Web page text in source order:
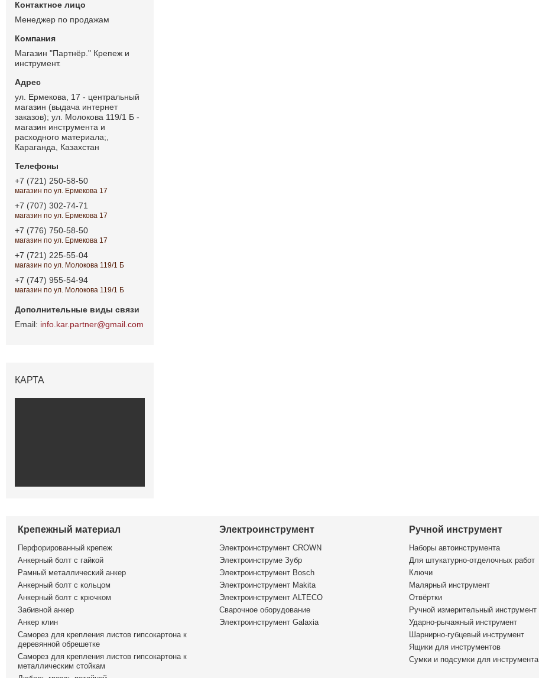
Менеджер по продажам
Магазин "Партнёр." Крепеж и
инструмент.
ул. Ермекова, 17 - центральный
магазин (выдача интернет
заказов); ул. Молокова 119/1 Б -
магазин инструмента и
расходного материала;,
Караганда, Казахстан
+7 (721) 250-58-50
магазин по ул. Ермекова 17
+7 (707) 302-74-71
магазин по ул. Ермекова 17
+7 (776) 750-58-50
магазин по ул. Ермекова 17
+7 (721) 225-55-04
магазин по ул. Молокова 119/1 Б
+7 (747) 955-54-94
магазин по ул. Молокова 119/1 Б
info.kar.partner@gmail.com
КАРТА
Крепежный материал
Перфорированный крепеж
Анкерный болт с гайкой
Рамный металлический анкер
Анкерный болт с кольцом
Анкерный болт с крючком
Забивной анкер
Анкер клин
Саморез для крепления листов гипсокартона к
деревянной обрешетке
Саморез для крепления листов гипсокартона к
металлическим стойкам
Электроинструмент
Электроинструмент CROWN
Электроинструме Зубр
Электроинструмент Bosch
Электроинструмент Makita
Электроинструмент ALTECO
Сварочное оборудование
Электроинструмент Galaxia
Ручной инструмент
Наборы автоинструмента
Для штукатурно-отделочных работ
Ключи
Малярный инструмент
Отвёртки
Ручной измерительный инструмент
Ударно-рычажный инструмент
Шарнирно-губцевый инструмент
Ящики для инструментов
Сумки и подсумки для инструмента